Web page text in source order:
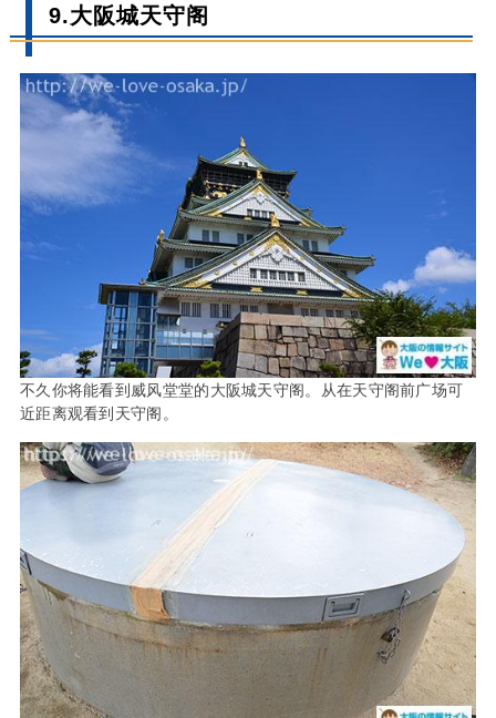
9.大阪城天守阁
不久你将能看到威风堂堂的大阪城天守阁。从在天守阁前广场可
近距离观看到天守阁。